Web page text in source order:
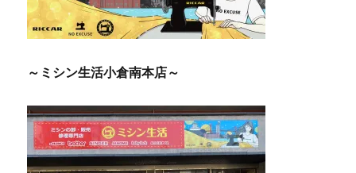
～ミシン生活小倉南本店～